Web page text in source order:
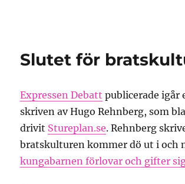
Slutet för
Expressen Debatt publicerade igår
skriven av Hugo Rehnberg, som
drivit Stureplan.se. Rehnberg
bratskulturen kommer dö ut i och
kungabarnen förlovar och gifter